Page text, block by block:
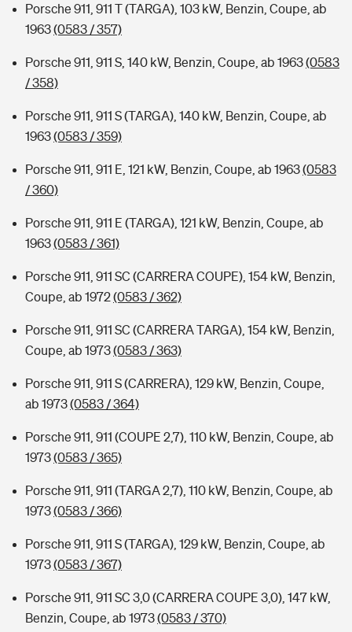
Porsche 911, 911 T (TARGA), 103 kW, Benzin, Coupe, ab
1963(0583 / 357)
Porsche 911, 911 S, 140 kW, Benzin, Coupe, ab 1963(0583
/ 358)
Porsche 911, 911 S (TARGA), 140 kW, Benzin, Coupe, ab
1963(0583 / 359)
Porsche 911, 911 E, 121 kW, Benzin, Coupe, ab 1963(0583
/ 360)
Porsche 911, 911 E (TARGA), 121 kW, Benzin, Coupe, ab
1963(0583 / 361)
Porsche 911, 911 SC (CARRERA COUPE), 154 kW, Benzin,
Coupe, ab 1972(0583 / 362)
Porsche 911, 911 SC (CARRERA TARGA), 154 kW, Benzin,
Coupe, ab 1973(0583 / 363)
Porsche 911, 911 S (CARRERA), 129 kW, Benzin, Coupe,
ab 1973(0583 / 364)
Porsche 911, 911 (COUPE 2,7), 110 kW, Benzin, Coupe, ab
1973(0583 / 365)
Porsche 911, 911 (TARGA 2,7), 110 kW, Benzin, Coupe, ab
1973(0583 / 366)
Porsche 911, 911 S (TARGA), 129 kW, Benzin, Coupe, ab
1973(0583 / 367)
Porsche 911, 911 SC 3,0 (CARRERA COUPE 3,0), 147 kW,
Benzin, Coupe, ab 1973(0583 / 370)